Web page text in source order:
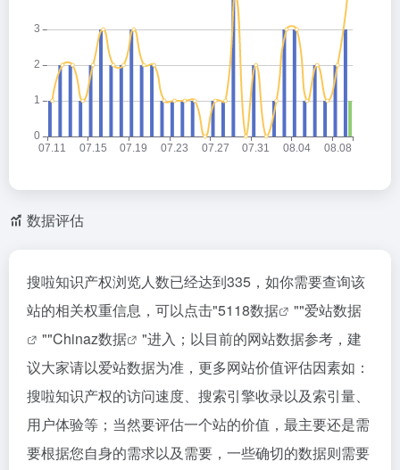
数据评估
搜啦知识产权浏览人数已经达到335，如你需要查询该
站的相关权重信息，可以点击"5118数据 ""爱站数据
""Chinaz数据
"进入；以目前的网站数据参考，建
议大家请以爱站数据为准，更多网站价值评估因素如：
搜啦知识产权的访问速度、搜索引擎收录以及索引量、
用户体验等；当然要评估一个站的价值，最主要还是需
要根据您自身的需求以及需要，一些确切的数据则需要